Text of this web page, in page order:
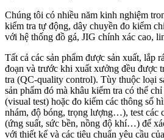
Chúng tôi có nhiều năm kinh nghiệm
kiểm tra tự động, dây chuyền đo kiểm
với hệ thống đồ gá, JIG chính xác cao,
Tất cả các sản phẩm được sản xuất, lắp
đoạn và trước khi xuất xưởng đều được
tra (QC-quality control). Tùy thuộc loại
sản phẩm đó mà khâu kiểm tra có thể
(visual test) hoặc đo kiểm các thông số
nhám, độ bóng, trọng lượng…), test các
(ứng suất, sức bền, nồng độ khí…) để
với thiết kế và các tiêu chuẩn yêu cầu